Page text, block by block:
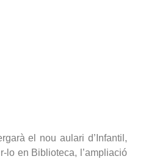
el nou aulari d’Infantil,
lo en Biblioteca, l’ampliació